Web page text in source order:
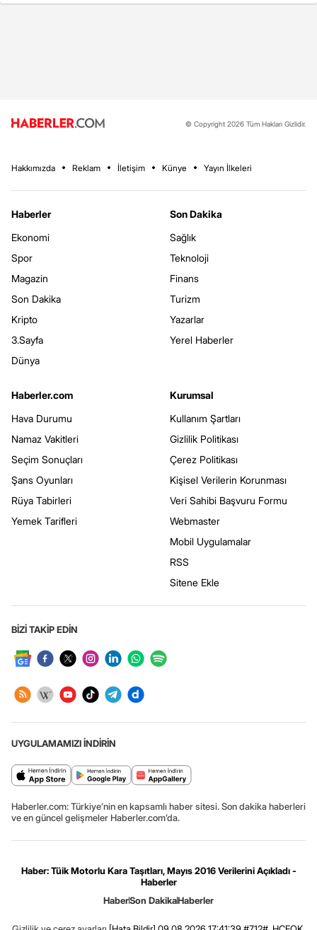
© Copyright 2026 Tüm Hakları Gizlidir.
Hakkımızda Reklam İletişim Künye Yayın İlkeleri
Haberler
Ekonomi
Spor
Magazin
Son Dakika
Kripto
3.Sayfa
Dünya
Son Dakika
Sağlık
Teknoloji
Finans
Turizm
Yazarlar
Yerel Haberler
Haberler.com
Hava Durumu
Namaz Vakitleri
Seçim Sonuçları
Şans Oyunları
Rüya Tabirleri
Yemek Tarifleri
Kurumsal
Kullanım Şartları
Gizlilik Politikası
Çerez Politikası
Kişisel Verilerin Korunması
Veri Sahibi Başvuru Formu
Webmaster
Mobil Uygulamalar
RSS
Sitene Ekle
BİZİ TAKİP EDİN
UYGULAMAMIZI İNDİRİN
Haberler.com: Türkiye’nin en kapsamlı haber sitesi. Son dakika haberleri
ve en güncel gelişmeler Haberler.com’da.
Haber: Tüik Motorlu Kara Taşıtları, Mayıs 2016 Verilerini Açıkladı -
Haberler
HaberSon DakikaHaberler